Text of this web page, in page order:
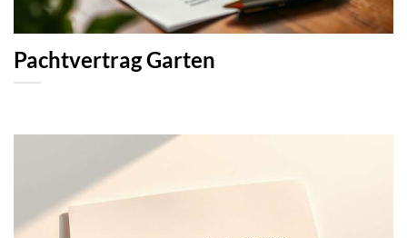
Pachtvertrag Garten